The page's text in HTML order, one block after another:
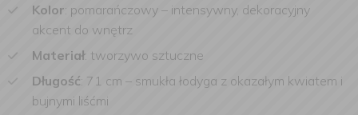
Kolor: pomarańczowy – intensywny, dekoracyjny
akcent do wnętrz
Materiał: tworzywo sztuczne
Długość: 71 cm – smukła łodyga z okazałym kwiatem i
bujnymi liśćmi